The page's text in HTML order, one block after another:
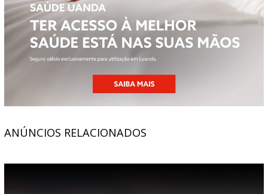
ANÚNCIOS RELACIONADOS